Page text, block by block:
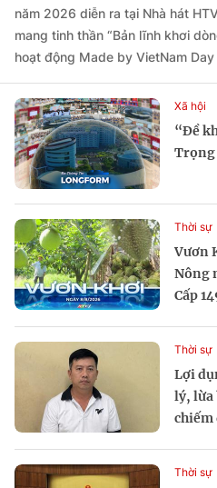
năm 2026 diễn ra tại Nhà hát
mang tinh thần “Bản lĩnh khơi
hoạt động Made by VietNam
“Đề
Xã hội
Vươn
Nông
Cấp
Thời sự
Lợi
lý, lừa
chiếm
Thời sự
Thời sự